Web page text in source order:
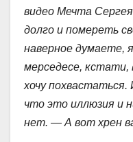
видео Мечта
долго и помереть
наверное думаете,
мерседесе,
хочу
что это иллюзия и
нет. — А вот хрен